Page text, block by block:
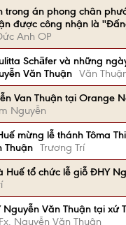
trong án phong chân
được công nhận là
Anh OP
Schӓfer và những
Văn Thuận Văn
Van Thuận tại Orange
Nguyễn
mừng lễ thánh Tôma
Thuận Trương Trí
Huế tổ chức lễ giỗ ĐHY
Nguyễn Văn Thuận tại xứ
Nguyễn Văn Thuận